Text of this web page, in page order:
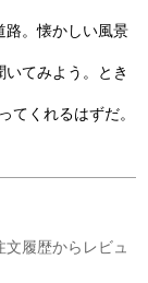
路。懐かしい風景
てみよう。とき
てくれるはずだ。
文履歴からレビュ